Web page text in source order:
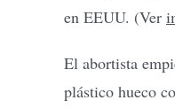
en EEUU. (Ver
El abortista
plástico hueco